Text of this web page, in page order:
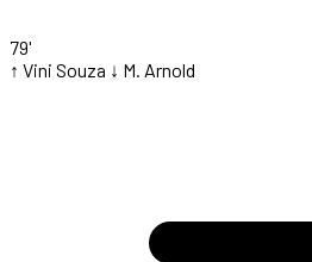
79'
↑ Vini Souza ↓ M. Arnold